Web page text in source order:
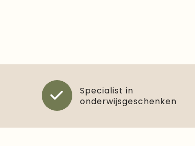
Specialist in
onderwijsgeschenken